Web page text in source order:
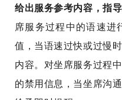
给出服务参考内容，指
席服务过程中的语速进
值，当语速过快或过慢
内容。对坐席服务过程
的禁用信息，当坐席沟